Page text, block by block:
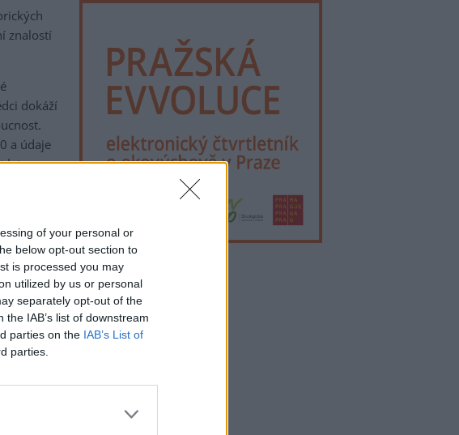
of your personal or
below opt-out section to
is processed you may
utilized by us or personal
separately opt-out of the
IAB’s list of downstream
parties on the IAB’s List of
parties.
znalostí
dokáží
a údaje
let se
světové
moří. A
reklama